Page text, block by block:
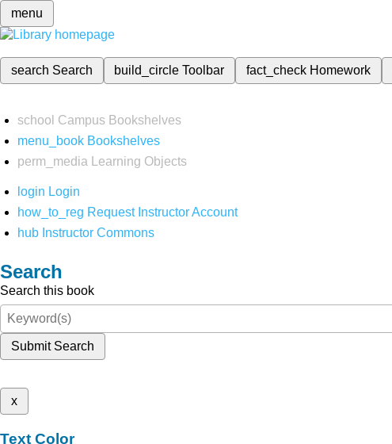
menu
search Search build_circleToolbar fact_check Homework
school Campus Bookshelves
menu_book Bookshelves
perm_media
Learning Objects
login Login
how_to_reg Request Instructor Account
hub Instructor Commons
Search
Search this book
Submit Search
x
Text Color